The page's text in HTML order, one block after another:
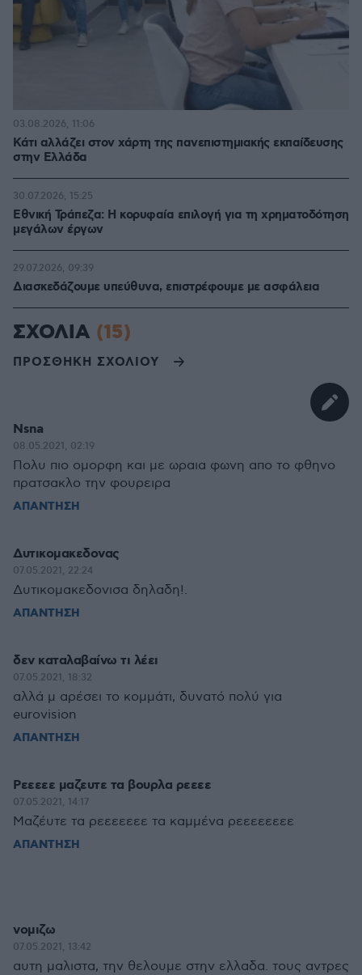
Κάτι αλλάζει στον χάρτη της πανεπιστημιακής εκπαίδευσης
στην Ελλάδα
03.08.2026, 11:06
Εθνική Τράπεζα: Η κορυφαία επιλογή για τη χρηματοδότηση
μεγάλων έργων
30.07.2026, 15:25
Διασκεδάζουμε υπεύθυνα, επιστρέφουμε με ασφάλεια
29.07.2026, 09:39
ΣΧΟΛΙΑ (15)
ΠΡΟΣΘΗΚΗ ΣΧΟΛΙΟΥ
Nsna
08.05.2021, 02:19
Πολυ πιο ομορφη και με ωραια φωνη απο το φθηνο
πρατσακλο την φουρειρα
ΑΠΑΝΤΗΣΗ
Δυτικομακεδονας
07.05.2021, 22:24
Δυτικομακεδονισα δηλαδη!.
ΑΠΑΝΤΗΣΗ
δεν καταλαβαίνω τι λέει
07.05.2021, 18:32
αλλά μ αρέσει το κομμάτι, δυνατό πολύ για
eurovision
ΑΠΑΝΤΗΣΗ
Ρεεεεε μαζευτε τα βουρλα ρεεεε
07.05.2021, 14:17
Μαζέυτε τα ρεεεεεεε τα καμμένα ρεεεεεεεε
ΑΠΑΝΤΗΣΗ
νομιζω
07.05.2021, 13:42
αυτη μαλιστα, την θελουμε στην ελλαδα. τους αντρες